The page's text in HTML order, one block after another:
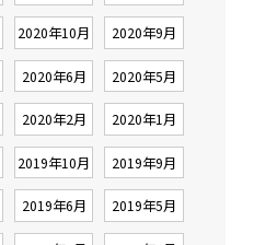
2020年10月 2020年9月
2020年6月 2020年5月
2020年2月 2020年1月
2019年10月 2019年9月
2019年6月 2019年5月